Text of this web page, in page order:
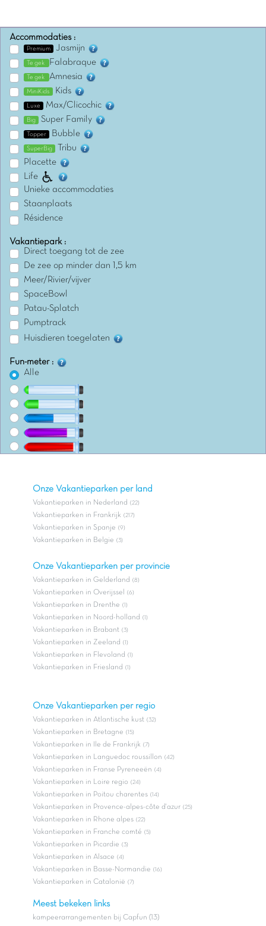
Accommodaties :
Premium Jasmijn
Te gek Falabraque
Te gek Amnesia
MiniKids Kids
Luxe Max/Clicochic
Big Super Family
Topper Bubble
SuperBig
Tribu
Placette
Life
Unieke accommodaties
Staanplaats
Résidence
Vakantiepark :
Direct toegang tot de zee
De zee op minder dan 1,5 km
Meer/Rivier/vijver
SpaceBowl
Patau-Splatch
Pumptrack
Huisdieren toegelaten
Fun-meter :
Alle
Onze Vakantieparken per land
Vakantieparken in Nederland (22)
Vakantieparken in Frankrijk (217)
Vakantieparken in Spanje (9)
Vakantieparken in Belgie (3)
Onze Vakantieparken per provincie
Vakantieparken in Gelderland (8)
Vakantieparken in Overijssel (6)
Vakantieparken in Drenthe (1)
Vakantieparken in Noord-holland (1)
Vakantieparken in Brabant (3)
Vakantieparken in Zeeland (1)
Vakantieparken in Flevoland (1)
Vakantieparken in Friesland (1)
Onze Vakantieparken per regio
Vakantieparken in Atlantische kust (32)
Vakantieparken in Bretagne (15)
Vakantieparken in Ile de Frankrijk (7)
Vakantieparken in Languedoc roussillon (42)
Vakantieparken in Franse Pyreneeën (4)
Vakantieparken in Loire regio (24)
Vakantieparken in Poitou charentes (14)
Vakantieparken in Provence-alpes-côte d'azur (25)
Vakantieparken in Rhone alpes (22)
Vakantieparken in Franche comté (5)
Vakantieparken in Picardie (3)
Vakantieparken in Alsace (4)
Vakantieparken in Basse-Normandie (16)
Vakantieparken in Catalonië (7)
Meest bekeken links
kampeerarrangementen bij Capfun (13)